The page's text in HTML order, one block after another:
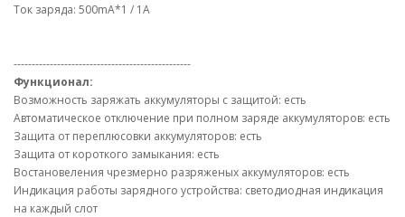
Ток заряда: 500mA*1 / 1A
-------------------------------------------------
Функционал:
Возможность заряжать аккумуляторы с защитой: есть
Автоматическое отключение при полном заряде аккумуляторов: есть
Защита от переплюсовки аккумуляторов: есть
Защита от короткого замыкания: есть
Востановеления чрезмерно разряженых аккумуляторов: есть
Индикация работы зарядного устройства: светодиодная индикация
на каждый слот